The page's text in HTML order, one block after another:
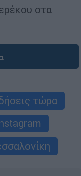
στα
τώρα